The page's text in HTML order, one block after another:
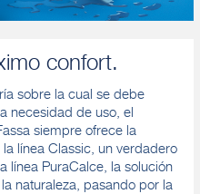
confort.
sobre la cual se debe
necesidad de uso, el
siempre ofrece la
línea Classic, un verdadero
línea PuraCalce, la solución
naturaleza, pasando por la